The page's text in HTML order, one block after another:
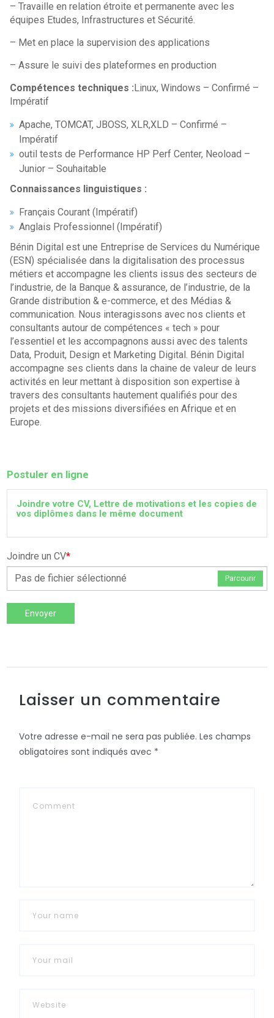
– Travaille en relation étroite et permanente avec les
équipes Etudes, Infrastructures et Sécurité.
– Met en place la supervision des applications
– Assure le suivi des plateformes en production
Compétences techniques :Linux, Windows – Confirmé –
Impératif
Apache, TOMCAT, JBOSS, XLR,XLD – Confirmé –
Impératif
outil tests de Performance HP Perf Center, Neoload –
Junior – Souhaitable
Connaissances linguistiques :
Français Courant (Impératif)
Anglais Professionnel (Impératif)
Bénin Digital est une Entreprise de Services du Numérique
(ESN) spécialisée dans la digitalisation des processus
métiers et accompagne les clients issus des secteurs de
l’industrie, de la Banque & assurance, de l’industrie, de la
Grande distribution & e-commerce, et des Médias &
communication. Nous interagissons avec nos clients et
consultants autour de compétences « tech » pour
l’essentiel et les accompagnons aussi avec des talents
Data, Produit, Design et Marketing Digital. Bénin Digital
accompagne ses clients dans la chaine de valeur de leurs
activités en leur mettant à disposition son expertise à
travers des consultants hautement qualifiés pour des
projets et des missions diversifiées en Afrique et en
Europe.
Postuler en ligne
Joindre votre CV, Lettre de motivations et les copies de
vos diplômes dans le même document
Joindre un CV*
Pas de fichier sélectionné
Parcourir
Envoyer
Laisser un commentaire
Votre adresse e-mail ne sera pas publiée. Les champs
obligatoires sont indiqués avec *